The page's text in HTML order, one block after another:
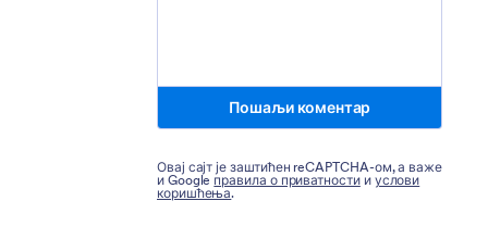
Пошаљи коментар
Овај сајт је заштићен reCAPTCHA-ом, а важе
и Google правила о приватностии услови
коришћења.